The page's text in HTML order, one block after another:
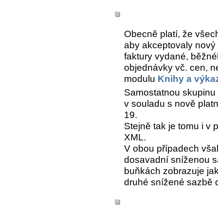
Obecně platí, že
aby akceptovaly
faktury vydané,
objednávky vč. cen,
modulu Knihy a
Samostatnou
v souladu s nově
19.
Stejně tak je tomu i v
XML.
V obou případech
dosavadní sníženou
buňkách zobrazuje
druhé snížené sazbě